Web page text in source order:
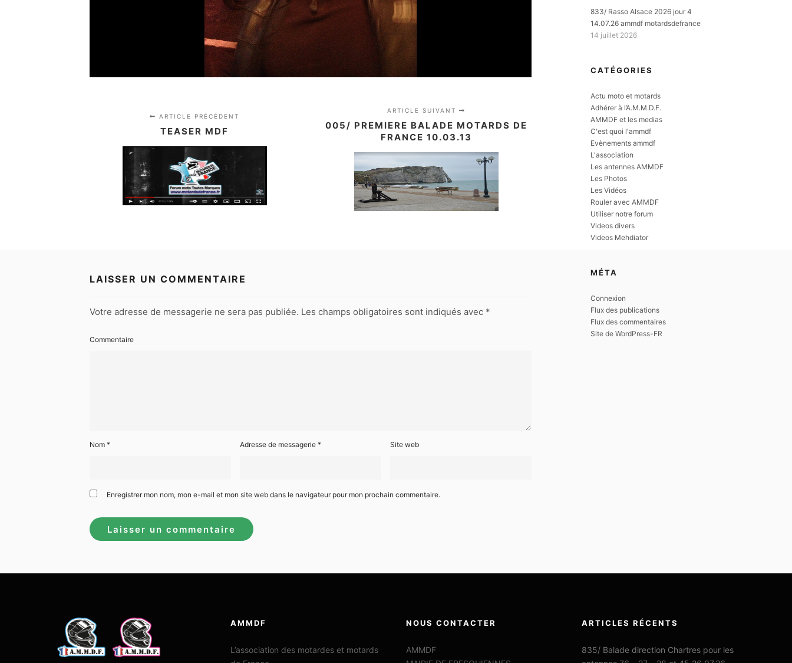
ARTICLE PRÉCÉDENT
TEASER MDF
ARTICLE SUIVANT
005/ PREMIERE BALADE MOTARDS DE
FRANCE 10.03.13
LAISSER UN COMMENTAIRE
Votre adresse de messagerie ne sera pas publiée. Les champs obligatoires sont indiqués avec *
Commentaire
Nom * Adresse de messagerie * Site web
Enregistrer mon nom, mon e-mail et mon site web dans le navigateur pour mon prochain commentaire.
833/ Rasso Alsace 2026 jour 4
14.07.26 ammdf motardsdefrance
14 juillet 2026
CATÉGORIES
Actu moto et motards
Adhérer à l’A.M.M.D.F.
AMMDF et les medias
C'est quoi l'ammdf
Evènements ammdf
L'association
Les antennes AMMDF
Les Photos
Les Vidéos
Rouler avec AMMDF
Utiliser notre forum
Videos divers
Videos Mehdiator
MÉTA
Connexion
Flux des publications
Flux des commentaires
Site de WordPress-FR
AMMDF
L’association des motardes et motards
NOUS CONTACTER
AMMDF
ARTICLES RÉCENTS
835/ Balade direction Chartres pour les